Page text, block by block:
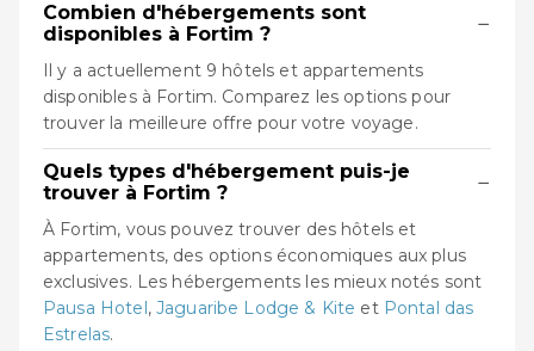
Combien d'hébergements sont
disponibles à Fortim ?
−
Il y a actuellement 9 hôtels et appartements
disponibles à Fortim. Comparez les options pour
trouver la meilleure offre pour votre voyage.
Quels types d'hébergement puis-je
trouver à Fortim ?
−
À Fortim, vous pouvez trouver des hôtels et
appartements, des options économiques aux plus
exclusives. Les hébergements les mieux notés sont
Pausa Hotel, Jaguaribe Lodge & Kite et Pontal das
Estrelas.